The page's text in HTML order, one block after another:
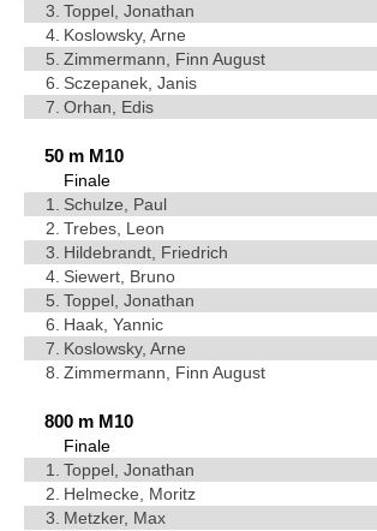
3. Toppel, Jonathan
4. Koslowsky, Arne
5. Zimmermann, Finn August
6. Sczepanek, Janis
7. Orhan, Edis
50 m M10
Finale
1.
Schulze, Paul
2. Trebes, Leon
3. Hildebrandt, Friedrich
4. Siewert, Bruno
5. Toppel, Jonathan
6. Haak, Yannic
7. Koslowsky, Arne
8. Zimmermann, Finn August
800 m M10
Finale
1.
Toppel, Jonathan
2. Helmecke, Moritz
3. Metzker, Max